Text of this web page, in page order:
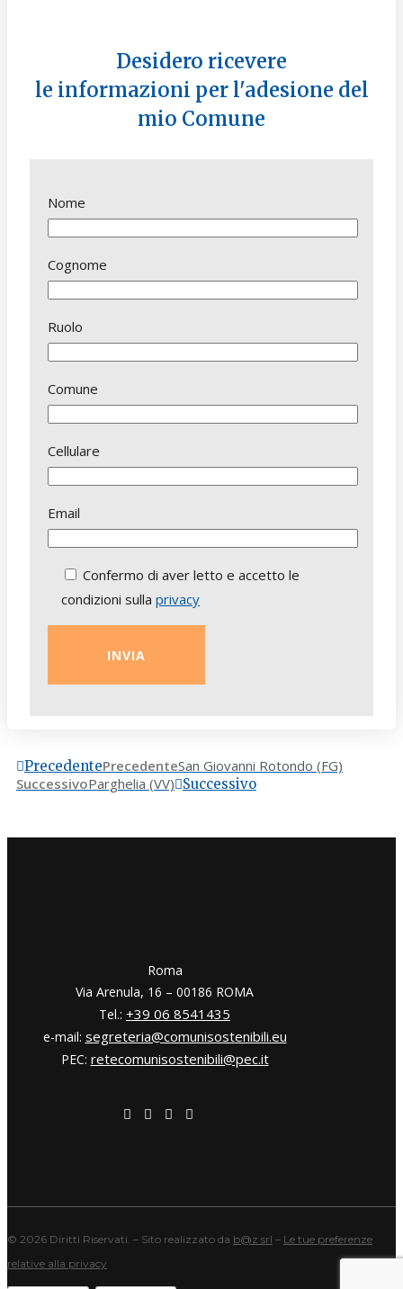
Desidero ricevere
le informazioni per l'adesione del
mio Comune
Nome
Cognome
Ruolo
Comune
Cellulare
Email
Confermo di aver letto e accetto le
condizioni sulla privacy
PrecedentePrecedenteSan Giovanni Rotondo (FG)
SuccessivoParghelia (VV) Successivo
​​Roma
Via Arenula, 16 – 00186 ROMA
Tel.: +39 06 8541435
e-mail: segreteria@comunisostenibili.eu
PEC: retecomunisostenibili@pec.it
© 2026 Diritti Riservati. – Sito realizzato da b@z srl – Le tue preferenze
relative alla privacy